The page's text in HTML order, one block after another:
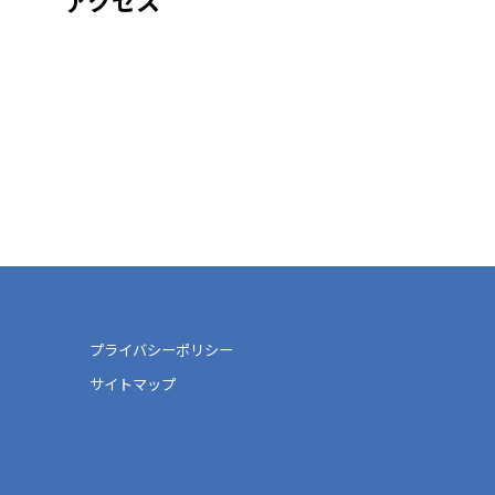
プライバシーポリシー
サイトマップ